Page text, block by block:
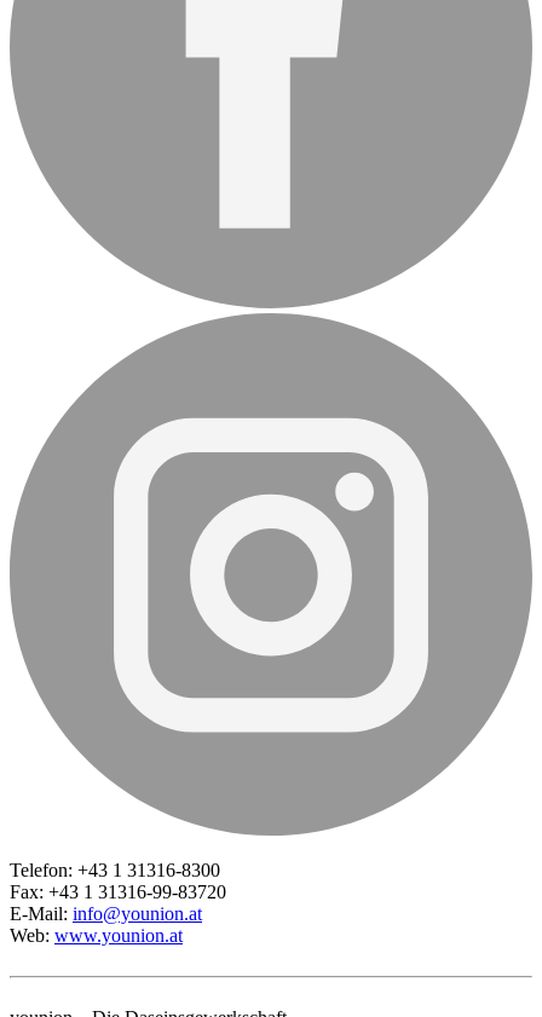
Telefon: +43 1 31316-8300
Fax: +43 1 31316-99-83720
E-Mail: info@younion.at
Web: www.younion.at